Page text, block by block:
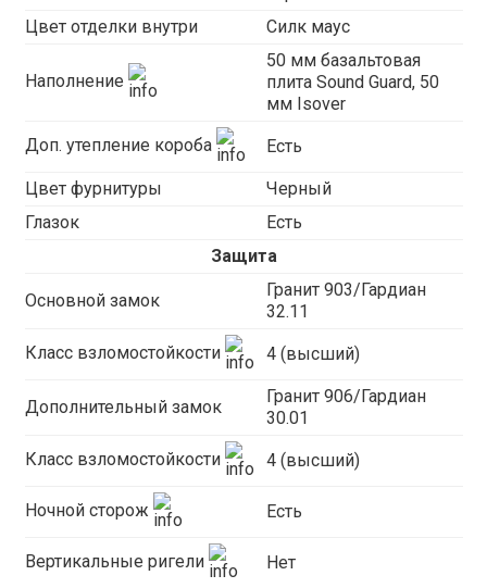
Цвет отделки внутри
Силк маус
Наполнение
50 мм базальтовая
плита Sound Guard, 50
мм Isover
Доп. утепление короба Есть
Цвет фурнитуры
Черный
Глазок
Есть
Защита
Основной замок
Гранит 903/Гардиан
32.11
Класс взломостойкости 4 (высший)
Дополнительный замок
Гранит 906/Гардиан
30.01
Класс взломостойкости 4 (высший)
Ночной сторож Есть
Вертикальные ригели Нет